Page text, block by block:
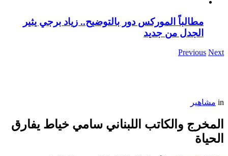
مطالباً الموركس دور بالتوضيح.. زياد برجي يثير
الجدل من جديد
Previous Next
in مشاهير
المخرج والكاتب اللبناني سامي خياط يفارق
الحياة